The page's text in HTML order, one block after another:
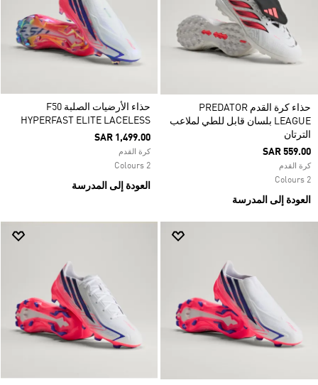
حذاء كرة القدم PREDATOR
LEAGUE بلسان قابل للطي لملاعب
الترتان
SAR 559.00
كرة القدم
2 Colours
العودة إلى المدرسة
حذاء الأرضيات الصلبة F50
HYPERFAST ELITE LACELESS
SAR 1,499.00
كرة القدم
2 Colours
العودة إلى المدرسة